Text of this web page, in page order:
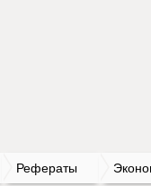
Рефераты